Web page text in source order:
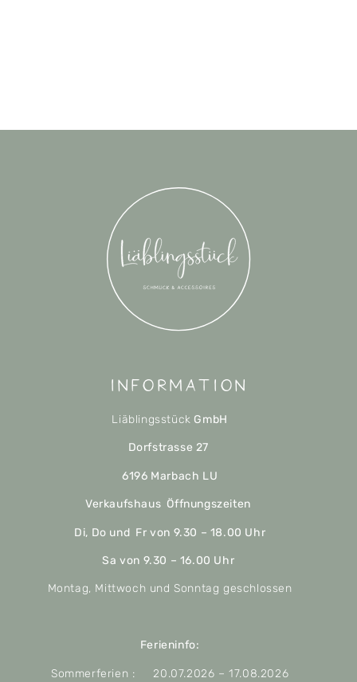
Information
Liäblingsstück GmbH
Dorfstrasse 27
6196 Marbach LU
Verkaufshaus Öffnungszeiten
Di, Do und Fr von 9.30 – 18.00 Uhr
Sa von 9.30 – 16.00 Uhr
Montag, Mittwoch und Sonntag geschlossen
Ferieninfo:
Sommerferien : 20.07.2026 – 17.08.2026